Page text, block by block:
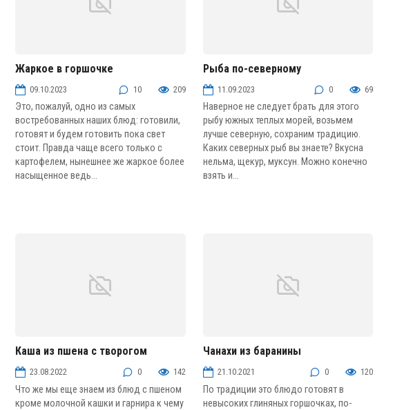
Жаркое в горшочке
09.10.2023 10 209
Это, пожалуй, одно из самых
востребованных наших блюд: готовили,
готовят и будем готовить пока свет
стоит. Правда чаще всего только с
картофелем, нынешнее же жаркое более
насыщенное ведь...
Рыба по-северному
11.09.2023 0 69
Наверное не следует брать для этого
рыбу южных теплых морей, возьмем
лучше северную, сохраним традицию.
Каких северных рыб вы знаете? Вкусна
нельма, щекур, муксун. Можно конечно
взять и...
Каша из пшена с творогом
23.08.2022 0 142
Что же мы еще знаем из блюд с пшеном
кроме молочной кашки и гарнира к чему
Чанахи из баранины
21.10.2021 0 120
По традиции это блюдо готовят в
невысоких глиняных горшочках, по-